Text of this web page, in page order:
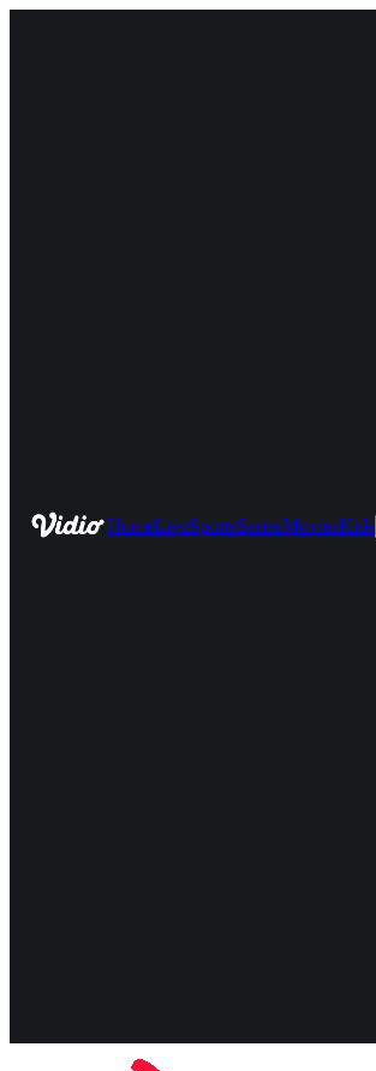
HomeLiveSportsSeriesMoviesKids